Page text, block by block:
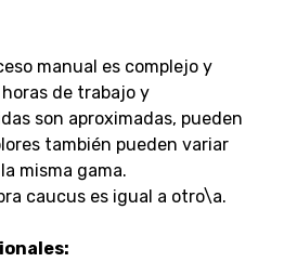
manual es complejo y
de trabajo y
son aproximadas, pueden
también pueden variar
misma gama.
caucus es igual a otro\a.